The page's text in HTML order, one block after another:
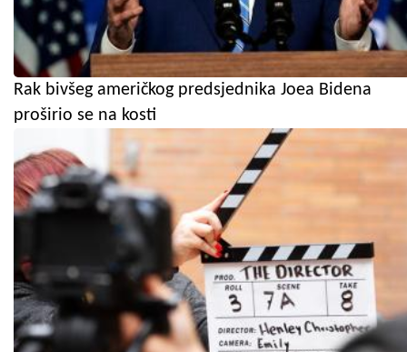
Rak bivšeg američkog predsjednika Joea Bidena
proširio se na kosti